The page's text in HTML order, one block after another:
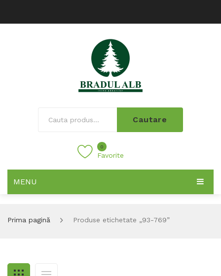
Cautare
0
Favorite
MENU
Prima pagină Produse etichetate „93-769”